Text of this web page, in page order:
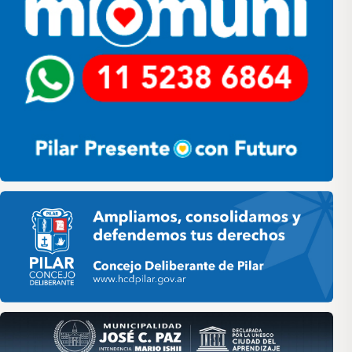
Pilar HCD